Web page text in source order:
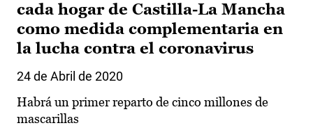
cada hogar de Castilla-La Mancha
como medida complementaria en
la lucha contra el coronavirus
24 de Abril de 2020
Habrá un primer reparto de cinco millones de
mascarillas